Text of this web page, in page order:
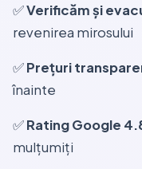
✅Verificăm și
revenirea mirosului
✅Prețuri
înainte
✅Rating Google
mulțumiți